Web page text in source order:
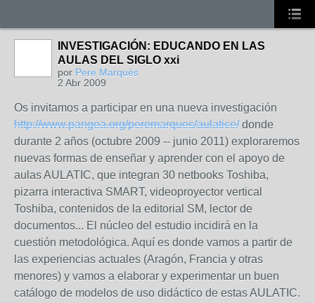
INVESTIGACIÓN: EDUCANDO EN LAS
AULAS DEL SIGLO xxi
por Pere Marquès
2 Abr 2009
Os invitamos a participar en una nueva investigación
http://www.pangea.org/peremarques/aulatice/donde
durante 2 años (octubre 2009 -- junio 2011) exploraremos
nuevas formas de enseñar y aprender con el apoyo de
aulas AULATIC, que integran 30 netbooks Toshiba,
pizarra interactiva SMART, videoproyector vertical
Toshiba, contenidos de la editorial SM, lector de
documentos... El núcleo del estudio incidirá en la
cuestión metodológica. Aquí es donde vamos a partir de
las experiencias actuales (Aragón, Francia y otras
menores) y vamos a elaborar y experimentar un buen
catálogo de modelos de uso didáctico de estas AULATIC.